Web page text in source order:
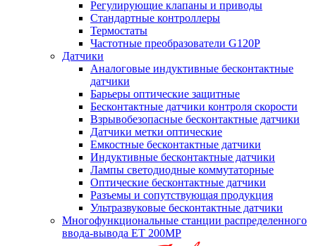
Регулирующие клапаны и приводы
Стандартные контроллеры
Термостаты
Частотные преобразователи G120P
Датчики
Аналоговые индуктивные бесконтактные
датчики
Барьеры оптические защитные
Бесконтактные датчики контроля скорости
Взрывобезопасные бесконтактные датчики
Датчики метки оптические
Емкостные бесконтактные датчики
Индуктивные бесконтактные датчики
Лампы светодиодные коммутаторные
Оптические бесконтактные датчики
Разъемы и сопутствующая продукция
Ультразвуковые бесконтактные датчики
Многофункциональные станции распределенного
ввода-вывода ET 200MP